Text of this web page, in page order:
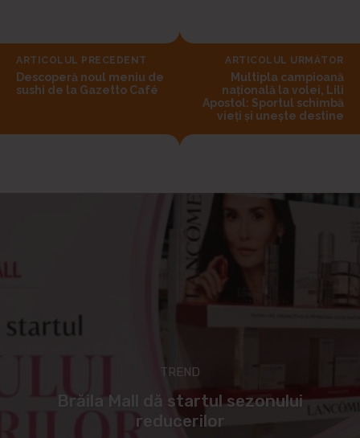
ARTICOLUL PRECEDENT
Descoperă noul meniu de
sushi de la Gazetto Café
ARTICOLUL URMĂTOR
Multipla campioană
națională la volei, Lili
Apostol: Sportul schimbă
vieți și unește destine
TREND
Brăila Mall dă startul sezonului
reducerilor